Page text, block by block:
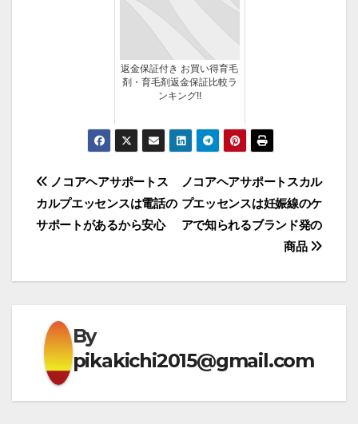
返金保証付き お買い得育毛
剤・育毛剤返金保証比較ラ
ンキング!!
投
稿
ビ
ゲ
ー
シ
ノコアヘアサポートスカル
プエッセンスは妊娠線のケ
アで知られるブランド発の
商品
ノコアヘアサポートス
カルプエッセンスは電話の
サポートがあるから安心
By
pikakichi2015@gmail.com